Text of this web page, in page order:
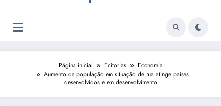
Página inicial Editorias
Economia
Aumento da população em situação de rua atinge países
desenvolvidos e em desenvolvimento